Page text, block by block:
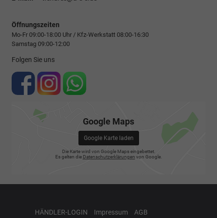
Öffnungszeiten
Mo-Fr 09:00-18:00 Uhr / Kfz-Werkstatt 08:00-16:30
Samstag 09:00-12:00
Folgen Sie uns
Google Maps
Google Karte laden
Die Karte wird von Google Maps eingebettet.
Es gelten die Datenschutzerklärungen von Google.
HÄNDLER-LOGIN Impressum AGB